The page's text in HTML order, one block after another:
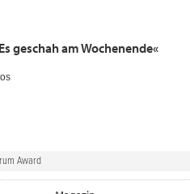
geschah am Wochenende«
Award